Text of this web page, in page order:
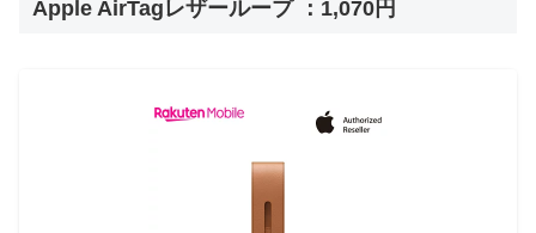
Apple AirTagレザーループ ：1,070円